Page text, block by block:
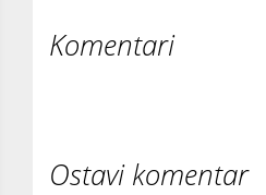
Komentari
Ostavi komentar